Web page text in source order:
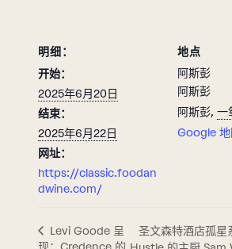
明细：
开始：
2025年6月20日
结束：
2025年6月22日
网址：
https://classic.foodan
dwine.com/
地点
阿斯彭
阿斯彭
阿斯彭, 一
Google 地
Levi Goode 呈
圣文森特酒店孤